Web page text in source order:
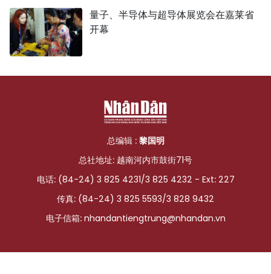
量子、半导体与超导体展览会在嘉莱省
开幕
总编辑 : 黎国明
总社地址: 越南河内市鼓街71号
电话: (84-24) 3 825 4231/3 825 4232 - Ext: 227
传真: (84-24) 3 825 5593/3 828 9432
电子信箱: nhandantiengtrung@nhandan.vn